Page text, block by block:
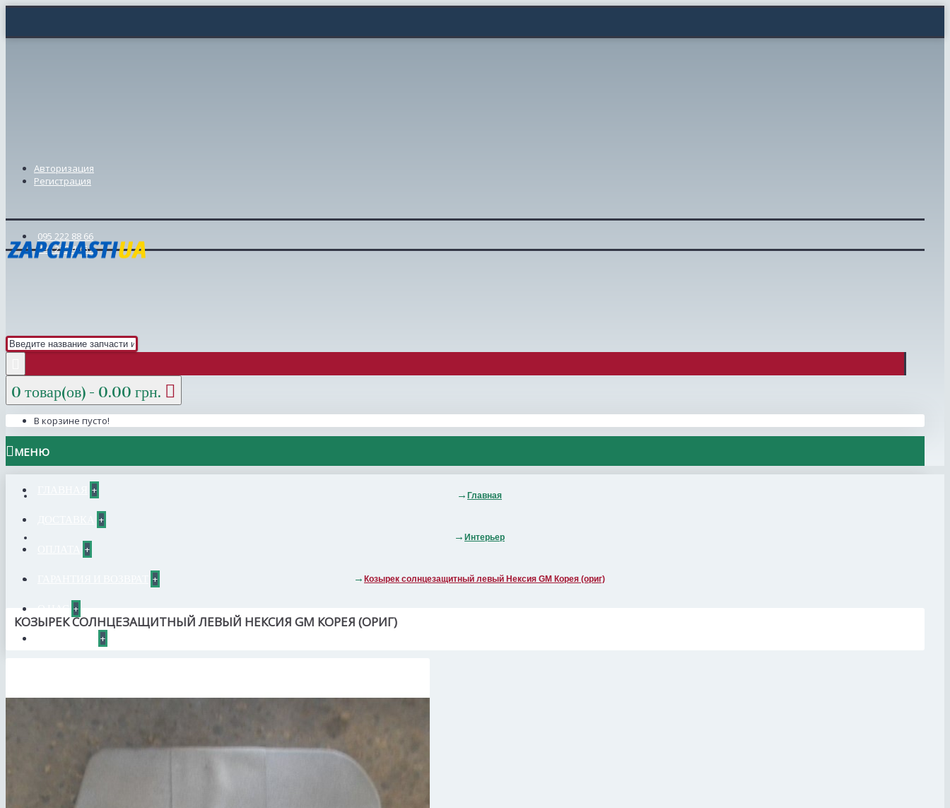
Авторизация
Регистрация
095 222 88 66
098 239 46 57
0 товар(ов) - 0.00 грн.
В корзине пусто!
МЕНЮ
+
+
+
+
+
+
Главная
Интерьер
Козырек солнцезащитный левый Нексия GM Корея (ориг)
КОЗЫРЕК СОЛНЦЕЗАЩИТНЫЙ ЛЕВЫЙ НЕКСИЯ GM КОРЕЯ (ОРИГ)